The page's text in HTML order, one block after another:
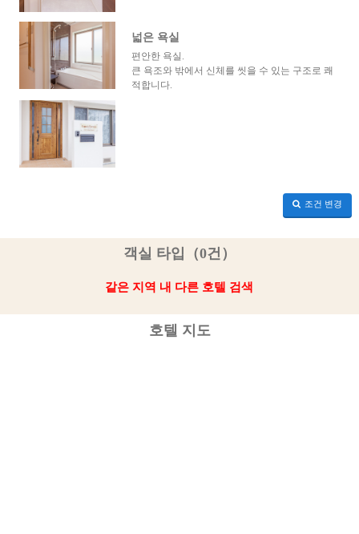
넓은 욕실
편안한 욕실.
큰 욕조와 밖에서 신체를 씻을 수 있는 구조로 쾌
적합니다.
조건 변경
객실 타입（0건）
같은 지역 내 다른 호텔 검색
호텔 지도